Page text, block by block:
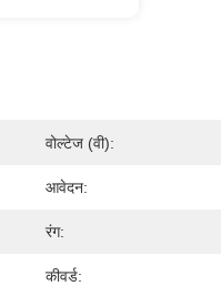
वोल्टेज (वी):
आवेदन:
रंग:
कीवर्ड: